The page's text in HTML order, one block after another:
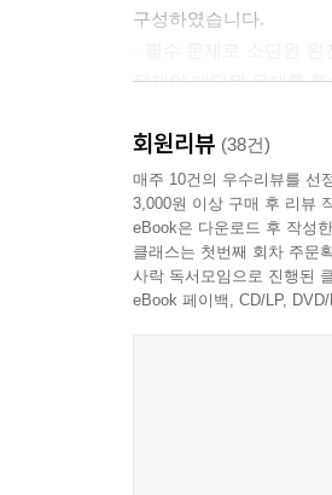
구성하였습니다.
문제인 대단원 문제를
《바른답·알찬풀이》
어려운 문제도 쉽게 이
회원리뷰 (38건)
매주 10건의 우수리뷰를 선
3,000원 이상 구매 후 리뷰
eBook은 다운로드 후 작성
클래스는 첫번째 회차 주문
사락 독서모임으로 진행된
eBook 페이백, CD/LP,